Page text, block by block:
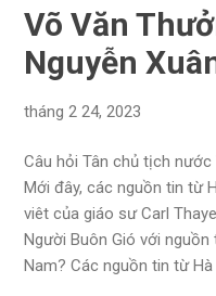
Võ Văn
Nguyễn
tháng 2 24, 2023
Câu hỏi Tân chủ tịch
Mới đây, các nguồn tin từ
viêt của giáo sư Carl
Người Buôn Gió với
Nam? Các nguồn tin từ